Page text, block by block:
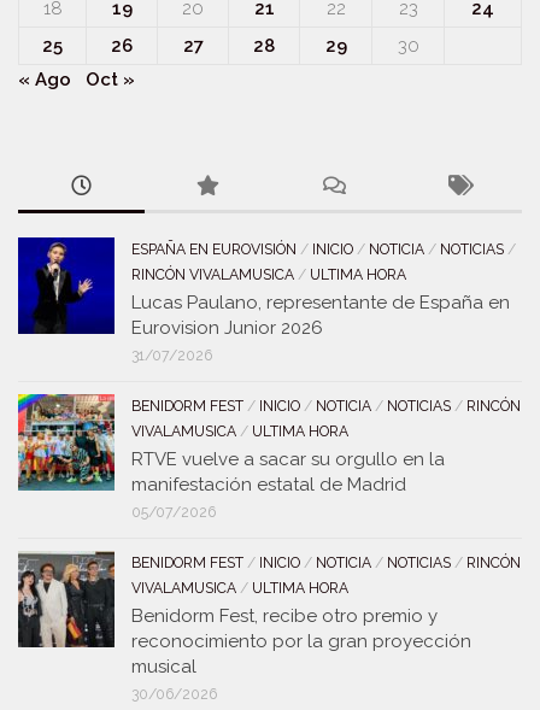
18
19 20 21 22 23
24
25
26 27 28 29
30
« Ago
Oct »
ESPAÑA EN EUROVISIÓN / INICIO / NOTICIA / NOTICIAS /
RINCÓN VIVALAMUSICA / ULTIMA HORA
Lucas Paulano, representante de España en
Eurovision Junior 2026
31/07/2026
BENIDORM FEST / INICIO / NOTICIA / NOTICIAS / RINCÓN
VIVALAMUSICA / ULTIMA HORA
RTVE vuelve a sacar su orgullo en la
manifestación estatal de Madrid
05/07/2026
BENIDORM FEST / INICIO / NOTICIA / NOTICIAS / RINCÓN
VIVALAMUSICA / ULTIMA HORA
Benidorm Fest, recibe otro premio y
reconocimiento por la gran proyección
musical
30/06/2026